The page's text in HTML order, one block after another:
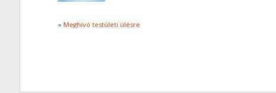
« Meghívó testületi ülésre